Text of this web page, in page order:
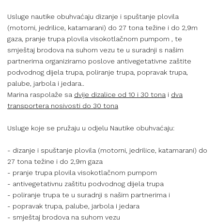
Usluge nautike obuhvaćaju dizanje i spuštanje plovila
(motorni, jedrilice, katamarani) do 27 tona težine i do 2,9m
gaza, pranje trupa plovila visokotlačnom pumpom , te
smještaj brodova na suhom vezu te u suradnji s našim
partnerima organiziramo poslove antivegetativne zaštite
podvodnog dijela trupa, poliranje trupa, popravak trupa,
palube, jarbola i jedara..
Marina raspolaže sa dvije dizalice od 10 i 30 tona i dva
transportera nosivosti do 30 tona
Usluge koje se pružaju u odjelu Nautike obuhvaćaju:
- dizanje i spuštanje plovila (motorni, jedrilice, katamarani) do
27 tona težine i do 2,9m gaza
- pranje trupa plovila visokotlačnom pumpom
- antivegetativnu zaštitu podvodnog dijela trupa
- poliranje trupa te u suradnji s našim partnerima i
- popravak trupa, palube, jarbola i jedara
- smještaj brodova na suhom vezu​